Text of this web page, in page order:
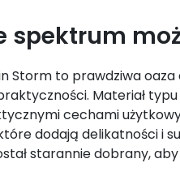
spektrum
Storm to prawdziwa
Materiał
cechami
dodają delikatności i
starannie dobrany,